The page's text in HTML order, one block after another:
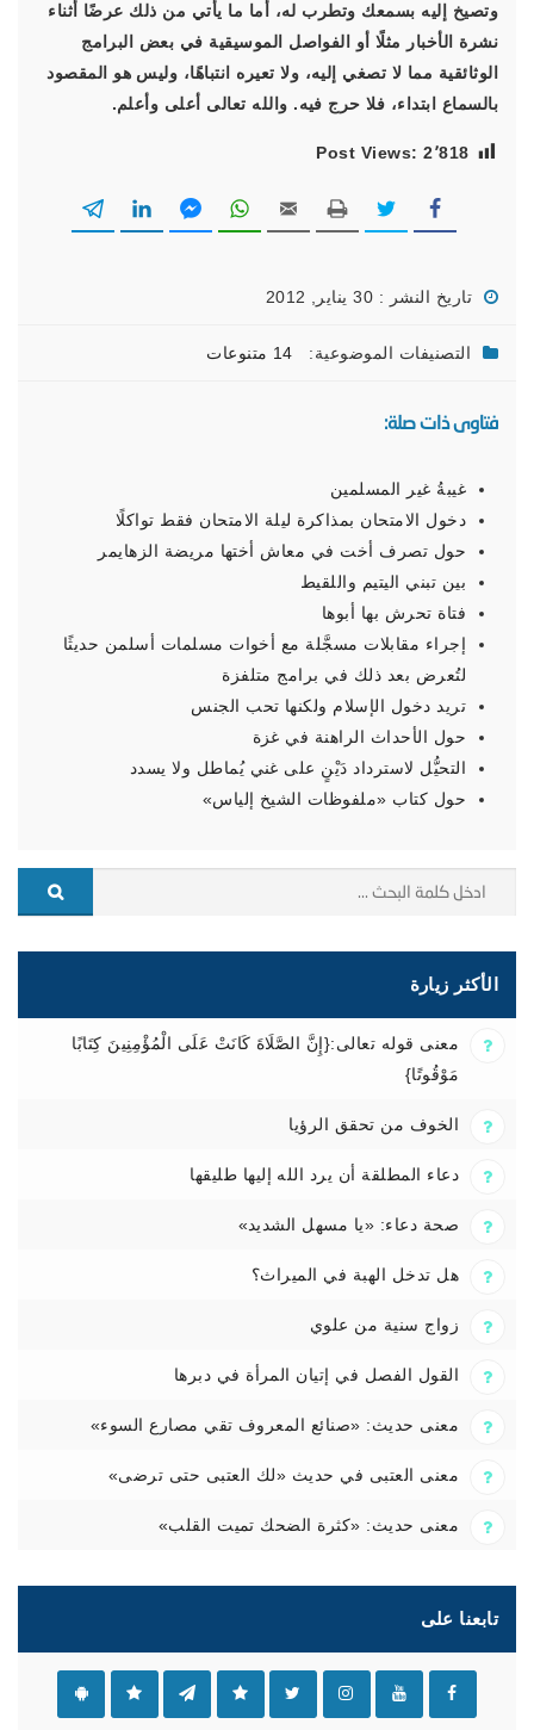
وتصيخ إليه بسمعك وتطرب له، أما ما يأتي من ذلك عرضًا أثناء
نشرة الأخبار مثلًا أو الفواصل الموسيقية في بعض البرامج
الوثائقية مما لا تصغي إليه، ولا تعيره انتباهًا، وليس هو المقصود
بالسماع ابتداء، فلا حرج فيه. والله تعالى أعلى وأعلم.
Post Views: 2٬818
تاريخ النشر : 30 يناير, 2012
التصنيفات الموضوعية: 14 متنوعات
فتاوى ذات صلة:
غيبةُ غير المسلمين
دخول الامتحان بمذاكرة ليلة الامتحان فقط تواكلًا
حول تصرف أخت في معاش أختها مريضة الزهايمر
بين تبني اليتيم واللقيط
فتاة تحرش بها أبوها
إجراء مقابلات مسجَّلة مع أخوات مسلمات أسلمن حديثًا
لتُعرض بعد ذلك في برامج متلفزة
تريد دخول الإسلام ولكنها تحب الجنس
حول الأحداث الراهنة في غزة
التحيُّل لاسترداد دَيْنٍ على غني يُماطل ولا يسدد
حول كتاب «ملفوظات الشيخ إلياس»
الأكثر زيارة
معنى قوله تعالى:{إِنَّ الصَّلَاةَ كَانَتْ عَلَى الْمُؤْمِنِينَ كِتَابًا
مَوْقُوتًا}
الخوف من تحقق الرؤيا
دعاء المطلقة أن يرد الله إليها طليقها
صحة دعاء: «يا مسهل الشديد»
هل تدخل الهبة في الميراث؟
زواج سنية من علوي
القول الفصل في إتيان المرأة في دبرها
معنى حديث: «صنائع المعروف تقي مصارع السوء»
معنى العتبى في حديث «لك العتبى حتى ترضى»
معنى حديث: «كثرة الضحك تميت القلب»
تابعنا على